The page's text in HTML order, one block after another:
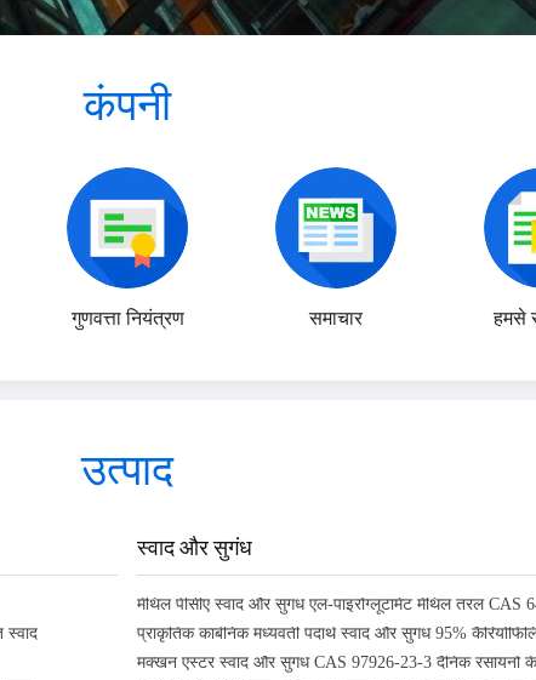
कंपनी
गुणवत्ता नियंत्रण समाचार हमसे
उत्पाद
स्वाद
स्वाद और सुगंध
मेंथिल पीसीए स्वाद और सुगंध एल-पाइरोग्लूटामेट मेंथिल तरल CAS